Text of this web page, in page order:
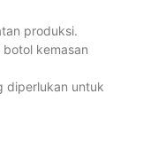
produksi.
kemasan
diperlukan untuk